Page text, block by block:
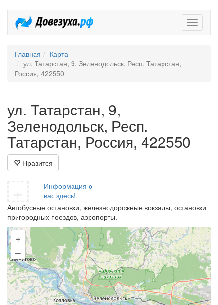
Главная
Карта
ул. Татарстан, 9, Зеленодольск, Респ. Татарстан,
Россия, 422550
ул. Татарстан, 9,
Зеленодольск, Респ.
Татарстан, Россия, 422550
Нравится
Информация о
вас здесь!
Автобусные остановки, железнодорожные вокзалы, остановки
пригородных поездов, аэропорты.
+
–